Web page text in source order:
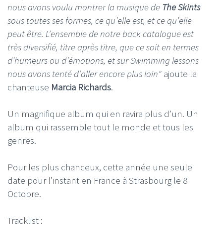
nous avons voulu montrer la musique de The Skints
sous toutes ses formes, ce qu’elle est, et ce qu’elle
peut être. L’ensemble de notre back catalogue est
très diversifié, titre après titre, que ce soit en termes
d’humeurs ou d’émotions, et sur Swimming lessons
nous avons tenté d’aller encore plus loin" ajoute la
chanteuse Marcia Richards.
Un magnifique album qui en ravira plus d’un. Un
album qui rassemble tout le monde et tous les
genres.
Pour les plus chanceux, cette année une seule
date pour l’instant en France à Strasbourg le 8
Octobre.
Tracklist :